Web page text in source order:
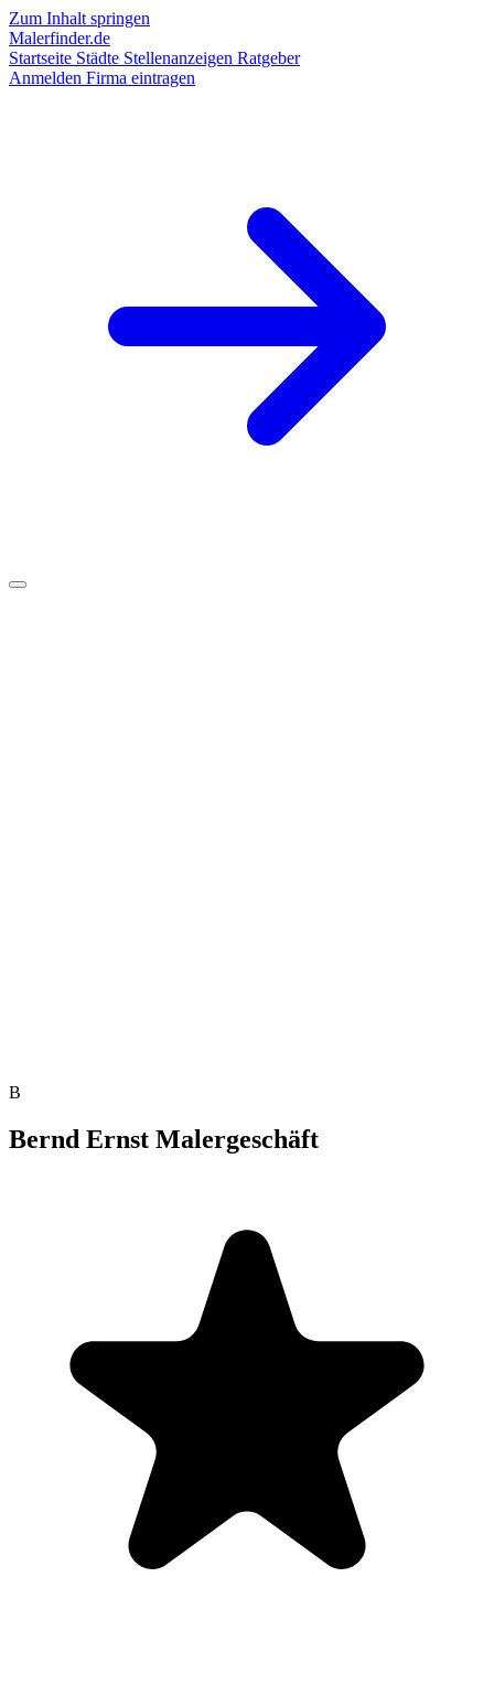
Zum Inhalt springen
Malerfinder.de
Startseite Städte Stellenanzeigen Ratgeber
Anmelden Firma eintragen
B
Bernd Ernst Malergeschäft